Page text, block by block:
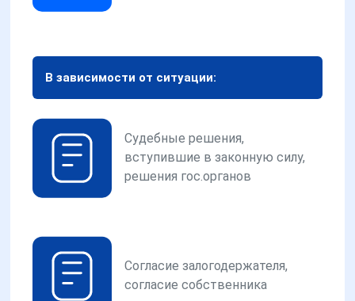
В зависимости от ситуации:
Судебные решения,
вступившие в законную силу,
решения гос.органов
Согласие залогодержателя,
согласие собственника